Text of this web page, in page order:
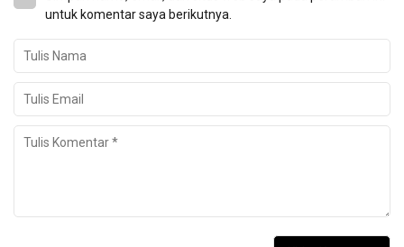
untuk komentar saya berikutnya.